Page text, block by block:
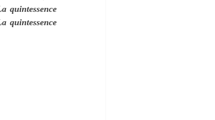
quintessence
quintessence